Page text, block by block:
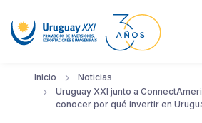
Inicio
Noticias
Uruguay XXI junto a
conocer por qué invertir en